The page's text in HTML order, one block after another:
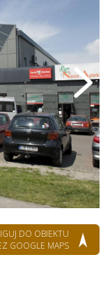
DO OBIEKTU
GOOGLE MAPS